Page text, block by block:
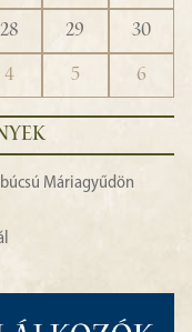
28 29
30
4 5 6
Máriagyűdön